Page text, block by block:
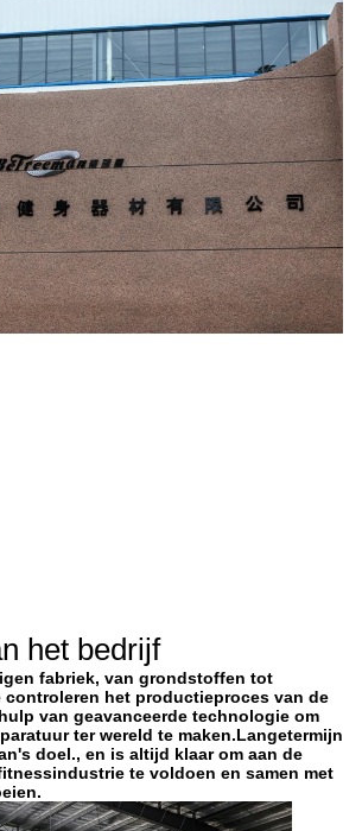
het bedrijf
fabriek, van grondstoffen tot
het productieproces van de
van geavanceerde technologie om
ter wereld te maken.Langetermijn
doel., en is altijd klaar om aan de
te voldoen en samen met